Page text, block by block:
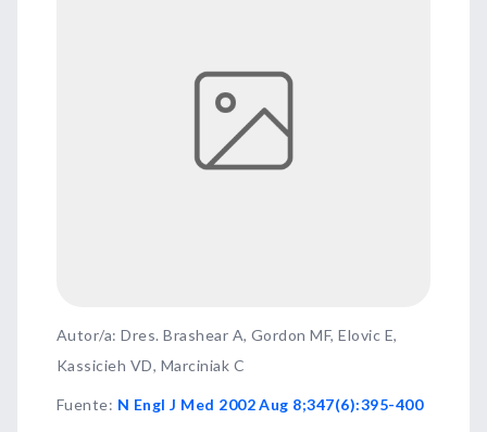
Autor/a: Dres. Brashear A, Gordon MF, Elovic E,
Kassicieh VD, Marciniak C
Fuente: N Engl J Med 2002 Aug 8;347(6):395-400